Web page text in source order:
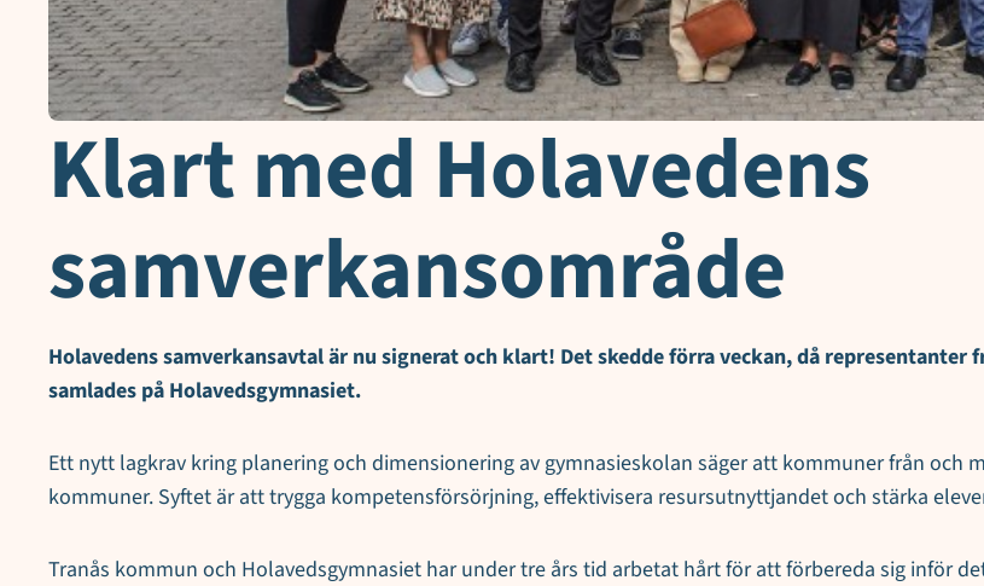
Klart med Holavedens
samverkansområde
Holavedens samverkansavtal är nu signerat och klart! Det skedde förra veckan, då representanter
samlades på Holavedsgymnasiet.
Ett nytt lagkrav kring planering och dimensionering av gymnasieskolan säger att kommuner från och
kommuner. Syftet är att trygga kompetensförsörjning, effektivisera resursutnyttjandet och stärka
Tranås kommun och Holavedsgymnasiet har under tre års tid arbetat hårt för att förbereda sig inför